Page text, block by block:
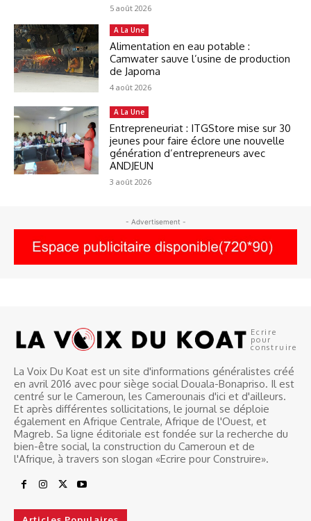
5 août 2026
A La Une
Alimentation en eau potable :
Camwater sauve l’usine de production
de Japoma
4 août 2026
A La Une
Entrepreneuriat : ITGStore mise sur 30
jeunes pour faire éclore une nouvelle
génération d’entrepreneurs avec
ANDJEUN
3 août 2026
- Advertisement -
Ecrire
pour
construire
La Voix Du Koat est un site d'informations généralistes créé
en avril 2016 avec pour siège social Douala-Bonapriso. Il est
centré sur le Cameroun, les Camerounais d'ici et d'ailleurs.
Et après différentes sollicitations, le journal se déploie
également en Afrique Centrale, Afrique de l'Ouest, et
Magreb. Sa ligne éditoriale est fondée sur la recherche du
bien-être social, la construction du Cameroun et de
l'Afrique, à travers son slogan «Ecrire pour Construire».